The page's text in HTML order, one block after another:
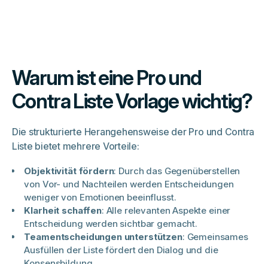
Warum ist eine Pro und
Contra Liste Vorlage wichtig?
Die strukturierte Herangehensweise der Pro und Contra
Liste bietet mehrere Vorteile:​
Objektivität fördern: Durch das Gegenüberstellen
von Vor- und Nachteilen werden Entscheidungen
weniger von Emotionen beeinflusst.​
Klarheit schaffen: Alle relevanten Aspekte einer
Entscheidung werden sichtbar gemacht.​
Teamentscheidungen unterstützen: Gemeinsames
Ausfüllen der Liste fördert den Dialog und die